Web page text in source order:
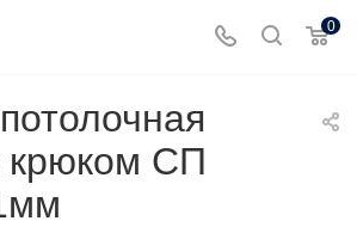
0
крюком СП